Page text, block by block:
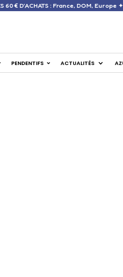
DÈS 60 € D’ACHATS : France,
PENDENTIFS ACTUALITÉS